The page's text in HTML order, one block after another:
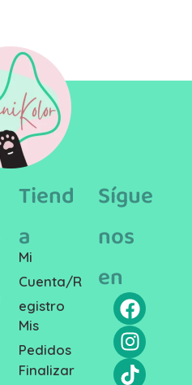
Tiend
a
Mi
Cuenta/R
egistro
Mis
Pedidos
Finalizar
Sígue
nos
en